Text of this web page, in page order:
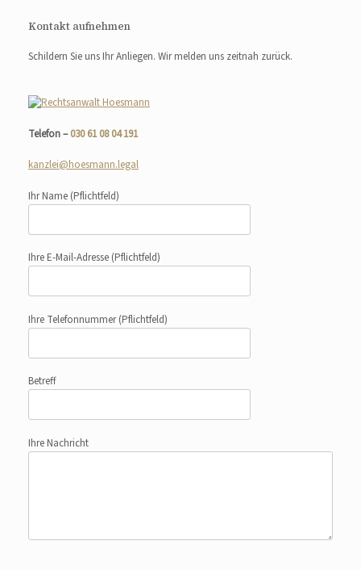
Kontakt aufnehmen
Schildern Sie uns Ihr Anliegen. Wir melden uns zeitnah zurück.
Telefon –030 61 08 04 191
kanzlei@hoesmann.legal
Ihr Name (Pflichtfeld)
Ihre E-Mail-Adresse (Pflichtfeld)
Ihre Telefonnummer(Pflichtfeld)
Betreff
Ihre Nachricht